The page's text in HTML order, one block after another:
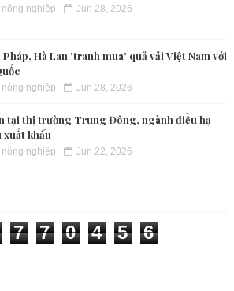
nghiệp Jun 28, 2026
Pháp, Hà Lan 'tranh mua' quả vải Việt Nam với
nghiệp Jun 28, 2026
tại thị trường Trung Đông, ngành điều hạ
xuất khẩu
nghiệp Jun 22, 2026
7 7 0 4 5 6